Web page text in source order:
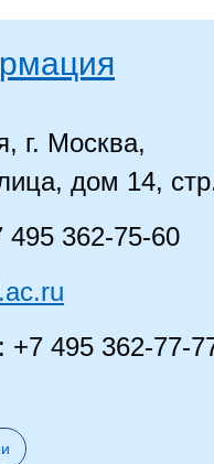
г. Москва,
дом 14,
495 362-75-60
: +7 495 362-77-